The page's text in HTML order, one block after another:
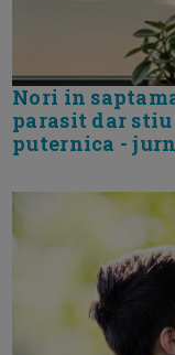
Nori in
parasit dar
puternica -